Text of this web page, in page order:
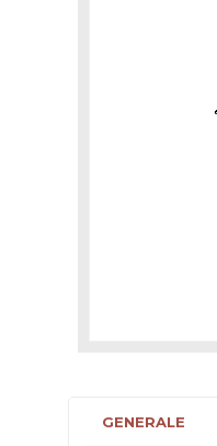
GENERALE